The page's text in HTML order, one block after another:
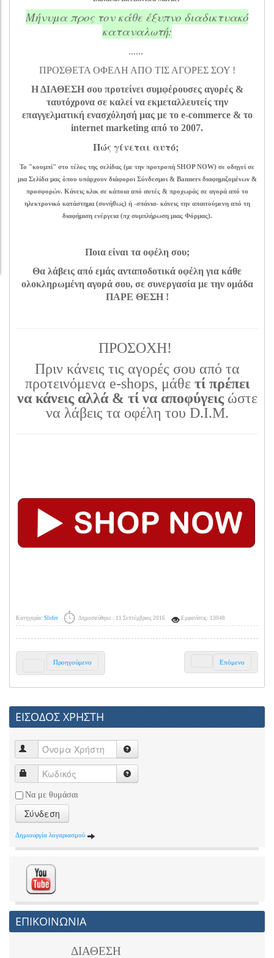
Μήνυμα προς τον κάθε έξυπνο διαδικτυακό
καταναλωτή:
......
ΠΡΟΣΘΕΤΑ ΟΦΕΛΗ ΑΠΟ ΤΙΣ ΑΓΟΡΕΣ ΣΟΥ !
Η ΔΙΑΘΕΣΗ σου προτείνει συμφέρουσες αγορές &
ταυτόχρονα σε καλεί να εκμεταλλευτείς την
επαγγελματική ενασχόλησή μας με το e-commerce & το
internet marketing από το 2007.
Πώς γίνεται αυτό;
Το "κουμπί" στο τέλος της σελίδας (με την προτροπή SHOP NOW) σε οδηγεί σε
μια Σελίδα μας όπου υπάρχουν διάφοροι Σύνδεσμοι & Banners διαφημιζομένων &
προσφορών. Κάνεις κλικ σε κάποια από αυτές & προχωράς σε αγορά από το
ηλεκτρονικό κατάστημα (συνήθως) ή -σπάνια- κάνεις την απαιτούμενη από τη
διαφήμιση ενέργεια (πχ συμπλήρωση μιας Φόρμας).
Ποια είναι τα οφέλη σου;
Θα λάβεις από εμάς ανταποδοτικά οφέλη για κάθε
ολοκληρωμένη αγορά σου, σε συνεργασία με την ομάδα
ΠΑΡΕ ΘΕΣΗ !
ΠΡΟΣΟΧΗ!
Πριν κάνεις τις αγορές σου από τα
προτεινόμενα e-shops, μάθε τί πρέπει
να κάνεις αλλά & τί να αποφύγειςώστε
να λάβεις τα οφέλη του D.I.M.
Κατηγορία: Slider Δημοσιεύθηκε : 11 Σεπτέμβριος 2016 Εμφανίσεις: 13048
Προηγούμενο Επόμενο
ΕΙΣΟΔΟΣ ΧΡΗΣΤΗ
Να με θυμάσαι
Σύνδεση
Δημιουργία λογαριασμού
ΕΠΙΚΟΙΝΩΝΙΑ
ΔΙΑΘΕΣΗ